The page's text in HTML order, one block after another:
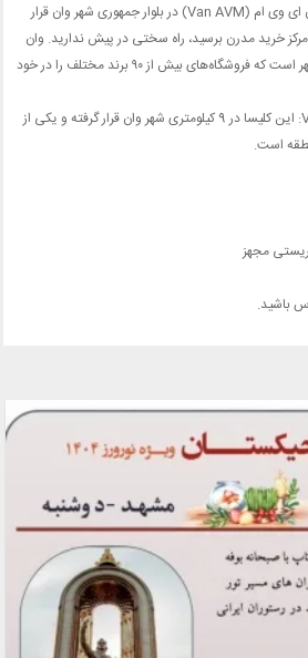
وی ام | Van AVM: مرکز خرید وان ای وی ام (Van AVM) در بلوار جمهوری شهر وان قرار
مرکز خرید مدرن برسید، راه سختی در پیش ندارید. وان
ای وی ام جدیدترین مرکز خرید شهر است که فروشگاه‌های بیش از ۹۰ برند مختلف را در خود
کلیسای واراگاوانک | Varagavank: این کلیسا در 9 کیلومتری شهر وان قرار گرفته و یکی از
است.
مجهز
باشید.